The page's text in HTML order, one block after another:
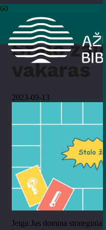
Stalo žaidimų
Stalo
vakaras
2023-09-13
Jeigu Jus domina